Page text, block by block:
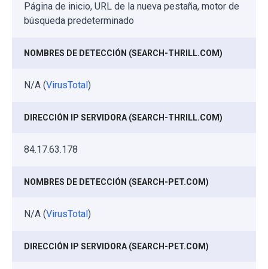
Página de inicio, URL de la nueva pestaña, motor de
búsqueda predeterminado
NOMBRES DE DETECCIÓN (SEARCH-THRILL.COM)
N/A (VirusTotal )
DIRECCIÓN IP SERVIDORA (SEARCH-THRILL.COM)
84.17.63.178
NOMBRES DE DETECCIÓN (SEARCH-PET.COM)
N/A (VirusTotal )
DIRECCIÓN IP SERVIDORA (SEARCH-PET.COM)